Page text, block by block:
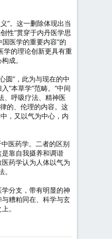
”。这一删除体现出当
性”贯穿于内丹医学思
医学的重要内容”的
学的理论创新更具有重
成。
圆”，此为与现在的中
“本草学”范畴。“中间
、呼吸疗法、精神医
的、伦理的内容。这
，又以气为中心，内
医药学。二者的区别
靠自我摄养和调谐
药学认为人体以气为
分支，带有明显的神
糟粕同在、科学与玄
。